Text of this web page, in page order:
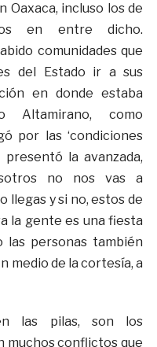
Oaxaca, incluso los de
en entre dicho.
comunidades que
del Estado ir a sus
en donde estaba
Altamirano, como
por las ‘condiciones
presentó la avanzada,
no nos vas a
llegas y si no, estos de
la gente es una fiesta
las personas también
medio de la cortesía, a
las pilas, son los
muchos conflictos que